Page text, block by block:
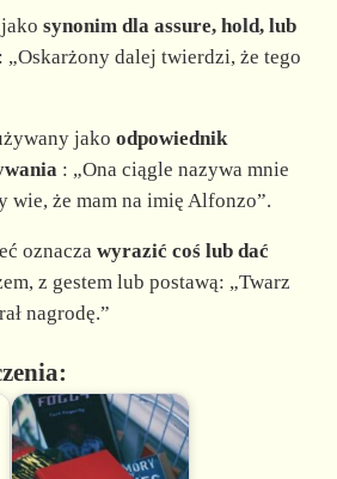
e
synonim dla assure, hold, lub
„Oskarżony dalej twierdzi, że tego
jako odpowiednik
: „Ona ciągle nazywa mnie
wie, że mam na imię Alfonzo”.
oznacza wyrazić coś lub dać
z gestem lub postawą: „Twarz
nagrodę.”